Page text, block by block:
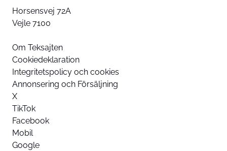
Horsensvej 72A
Vejle 7100
Om Teksajten
Cookiedeklaration
Integritetspolicy och cookies
Annonsering och Försäljning
X
TikTok
Facebook
Mobil
Google